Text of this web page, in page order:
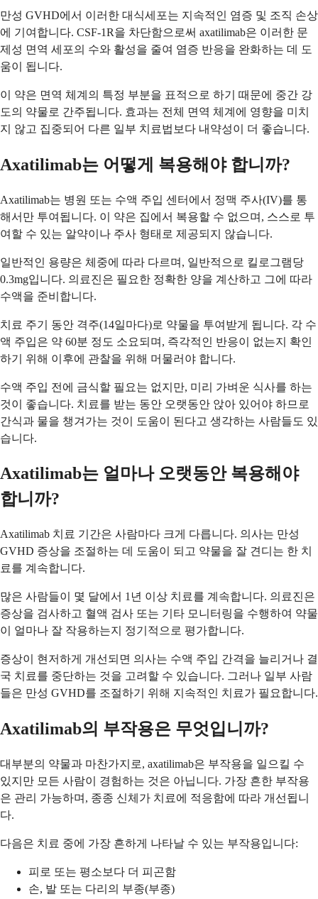
만성 GVHD에서 이러한 대식세포는 지속적인 염증 및 조직 손상
에 기여합니다. CSF-1R을 차단함으로써 axatilimab은 이러한 문
제성 면역 세포의 수와 활성을 줄여 염증 반응을 완화하는 데 도
움이 됩니다.
이 약은 면역 체계의 특정 부분을 표적으로 하기 때문에 중간 강
도의 약물로 간주됩니다. 효과는 전체 면역 체계에 영향을 미치
지 않고 집중되어 다른 일부 치료법보다 내약성이 더 좋습니다.
Axatilimab는 어떻게 복용해야 합니까?
Axatilimab는 병원 또는 수액 주입 센터에서 정맥 주사(IV)를 통
해서만 투여됩니다. 이 약은 집에서 복용할 수 없으며, 스스로 투
여할 수 있는 알약이나 주사 형태로 제공되지 않습니다.
일반적인 용량은 체중에 따라 다르며, 일반적으로 킬로그램당
0.3mg입니다. 의료진은 필요한 정확한 양을 계산하고 그에 따라
수액을 준비합니다.
치료 주기 동안 격주(14일마다)로 약물을 투여받게 됩니다. 각 수
액 주입은 약 60분 정도 소요되며, 즉각적인 반응이 없는지 확인
하기 위해 이후에 관찰을 위해 머물러야 합니다.
수액 주입 전에 금식할 필요는 없지만, 미리 가벼운 식사를 하는
것이 좋습니다. 치료를 받는 동안 오랫동안 앉아 있어야 하므로
간식과 물을 챙겨가는 것이 도움이 된다고 생각하는 사람들도 있
습니다.
Axatilimab는 얼마나 오랫동안 복용해야
합니까?
Axatilimab 치료 기간은 사람마다 크게 다릅니다. 의사는 만성
GVHD 증상을 조절하는 데 도움이 되고 약물을 잘 견디는 한 치
료를 계속합니다.
많은 사람들이 몇 달에서 1년 이상 치료를 계속합니다. 의료진은
증상을 검사하고 혈액 검사 또는 기타 모니터링을 수행하여 약물
이 얼마나 잘 작용하는지 정기적으로 평가합니다.
증상이 현저하게 개선되면 의사는 수액 주입 간격을 늘리거나 결
국 치료를 중단하는 것을 고려할 수 있습니다. 그러나 일부 사람
들은 만성 GVHD를 조절하기 위해 지속적인 치료가 필요합니다.
Axatilimab의 부작용은 무엇입니까?
대부분의 약물과 마찬가지로, axatilimab은 부작용을 일으킬 수
있지만 모든 사람이 경험하는 것은 아닙니다. 가장 흔한 부작용
은 관리 가능하며, 종종 신체가 치료에 적응함에 따라 개선됩니
다.
다음은 치료 중에 가장 흔하게 나타날 수 있는 부작용입니다:
피로 또는 평소보다 더 피곤함
손, 발 또는 다리의 부종(부종)